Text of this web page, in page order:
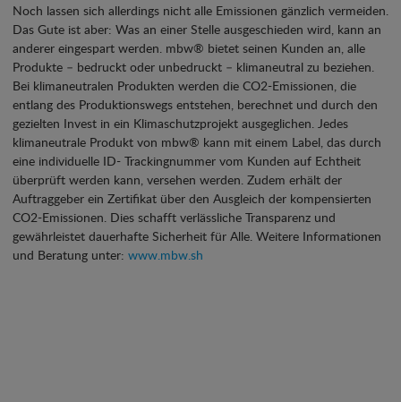
Noch lassen sich allerdings nicht alle Emissionen gänzlich vermeiden.
Das Gute ist aber: Was an einer Stelle ausgeschieden wird, kann an
anderer eingespart werden. mbw® bietet seinen Kunden an, alle
Produkte – bedruckt oder unbedruckt – klimaneutral zu beziehen.
Bei klimaneutralen Produkten werden die CO2-Emissionen, die
entlang des Produktionswegs entstehen, berechnet und durch den
gezielten Invest in ein Klimaschutzprojekt ausgeglichen. Jedes
klimaneutrale Produkt von mbw® kann mit einem Label, das durch
eine individuelle ID- Trackingnummer vom Kunden auf Echtheit
überprüft werden kann, versehen werden. Zudem erhält der
Auftraggeber ein Zertifikat über den Ausgleich der kompensierten
CO2-Emissionen. Dies schafft verlässliche Transparenz und
gewährleistet dauerhafte Sicherheit für Alle. Weitere Informationen
und Beratung unter: www.mbw.sh